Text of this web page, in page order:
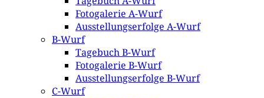
Fotogalerie A-Wurf
Ausstellungserfolge A-Wurf
B-Wurf
Tagebuch B-Wurf
Fotogalerie B-Wurf
Ausstellungserfolge B-Wurf
C-Wurf